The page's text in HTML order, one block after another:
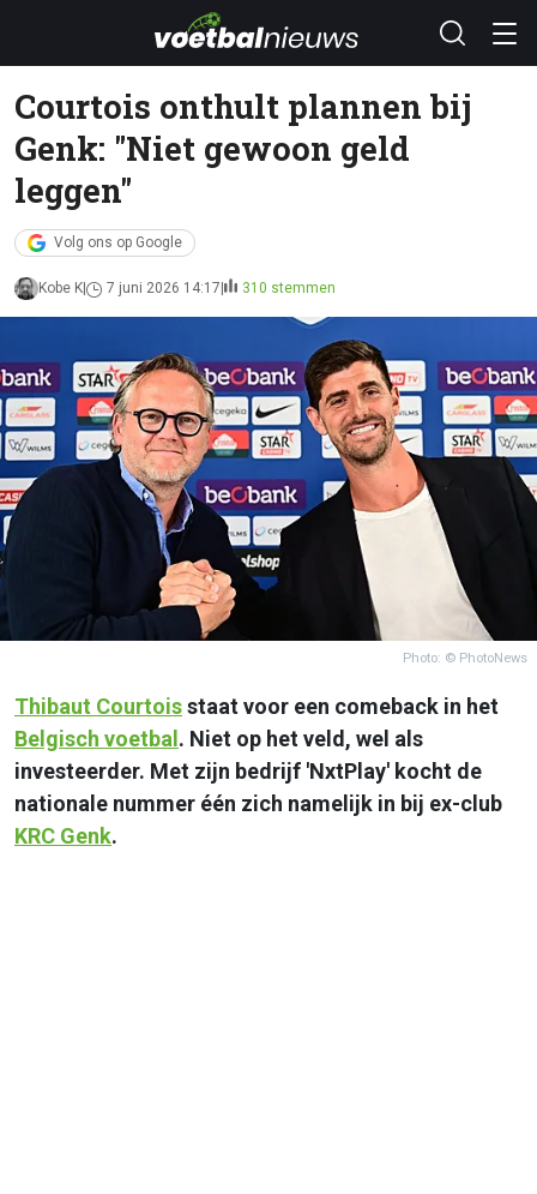
Courtois onthult plannen bij
Genk: "Niet gewoon geld
leggen"
Volg ons op Google
Kobe K 7 juni 2026 14:17 310 stemmen
Photo: © PhotoNews
Thibaut Courtoisstaat voor een comeback in het
Belgisch voetbal. Niet op het veld, wel als
investeerder. Met zijn bedrijf 'NxtPlay' kocht de
nationale nummer één zich namelijk in bij ex-club
KRC Genk.